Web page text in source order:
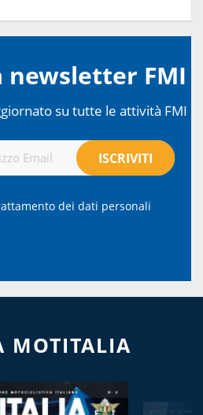
FMI
su tutte le attività FMI
dei dati personali
MOTITALIA